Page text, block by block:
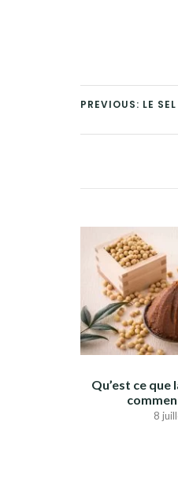
PREVIOUS: LE
Qu’est ce que
8